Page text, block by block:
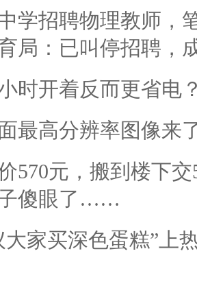
学招聘物理教师，
局：已叫停招聘，
时开着反而更省电
最高分辨率图像来
570元，搬到楼下
傻眼了……
大家买深色蛋糕”上